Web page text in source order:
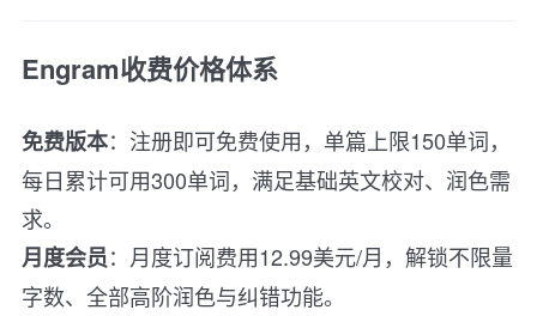
Engram收费价格体系
免费版本：注册即可免费使用，单篇上限150单词，
每日累计可用300单词，满足基础英文校对、润色需
求。
月度会员：月度订阅费用12.99美元/月，解锁不限量
字数、全部高阶润色与纠错功能。